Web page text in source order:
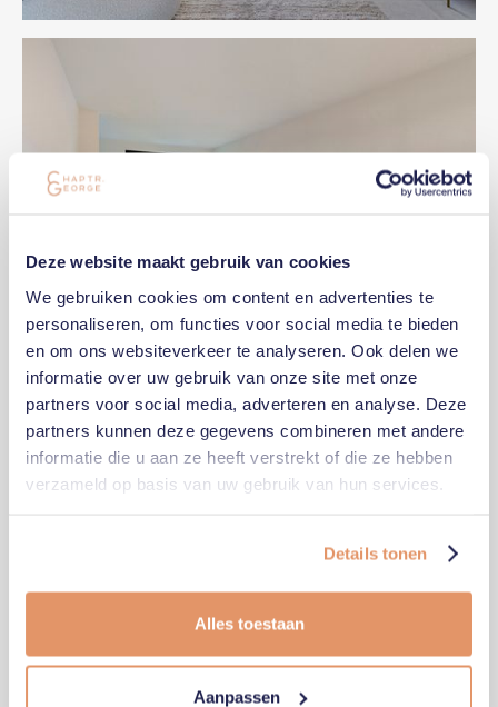
Deze website maakt gebruik van cookies
We gebruiken cookies om content en advertenties te
personaliseren, om functies voor social media te bieden
en om ons websiteverkeer te analyseren. Ook delen we
informatie over uw gebruik van onze site met onze
partners voor social media, adverteren en analyse. Deze
partners kunnen deze gegevens combineren met andere
informatie die u aan ze heeft verstrekt of die ze hebben
verzameld op basis van uw gebruik van hun services.
Details tonen
Alles toestaan
Aanpassen